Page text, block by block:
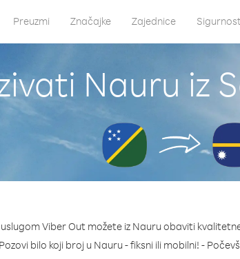
Preuzmi Značajke Zajednice Sigurnost
Nauru iz
uslugom Viber Out možete iz Nauru obaviti
Pozovi bilo koji broj u Nauru - fiksni ili mobilni! -